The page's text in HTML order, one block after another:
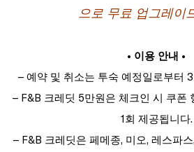
으로 무료 업그레이
• 이용 안내 •
– 예약 및 취소는 투숙 예정일로부터
– F&B 크레딧 5만원은 체크인 시 쿠폰
1회 제공됩니다.
– F&B 크레딧은 페메종, 미오, 레스파